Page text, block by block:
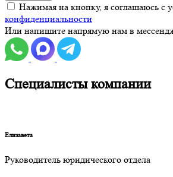
Нажимая на кнопку, я соглашаюсь с
конфиденциальности
Или напишите напрямую нам в
Специалисты компании
Елизавета
Руководитель юридического отдела